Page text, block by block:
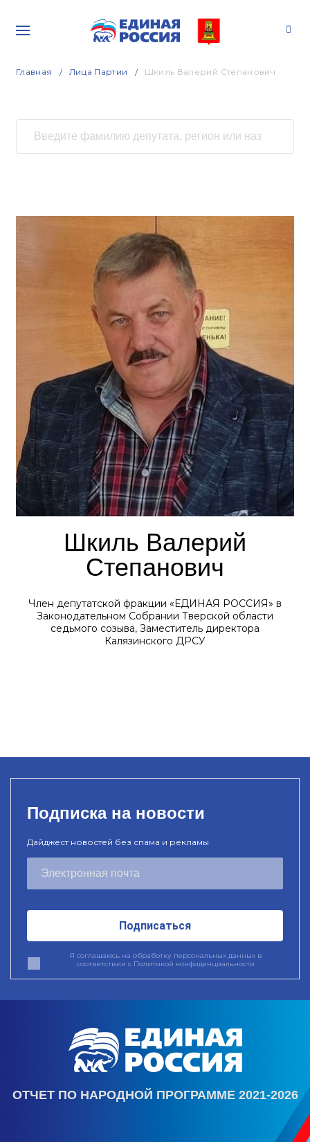
Главная Лица Партии Шкиль Валерий Степанович
Шкиль Валерий
Степанович
Член депутатской фракции «ЕДИНАЯ РОССИЯ» в
Законодательном Собрании Тверской области
седьмого созыва, Заместитель директора
Калязинского ДРСУ
Подписка на новости
Дайджест новостей без спама и рекламы
Подписаться
Я соглашаюсь на обработку персональных данных в
соответствии с Политикой конфиденциальности
ОТЧЕТ ПО НАРОДНОЙ ПРОГРАММЕ 2021-2026